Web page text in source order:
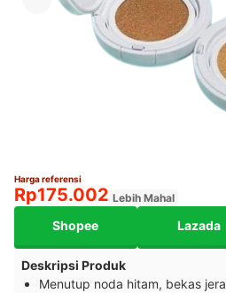
Harga referensi
Rp175.002 Lebih Mahal
Shopee Lazada
Deskripsi Produk
Menutup noda hitam, bekas